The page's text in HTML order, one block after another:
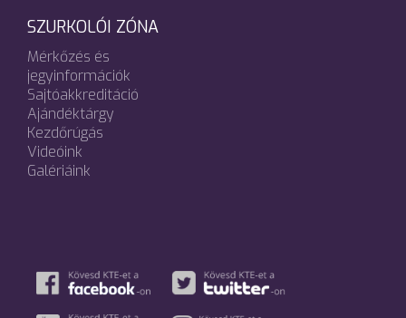
SZURKOLÓI ZÓNA
Mérkőzés és
jegyinformációk
Sajtóakkreditáció
Ajándéktárgy
Kezdőrúgás
Videóink
Galériáink